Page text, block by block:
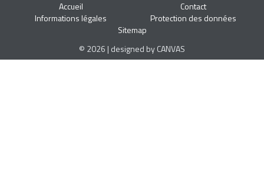
Accueil
Contact
Informations légales
Protection des données
Sitemap
© 2026 | designed by CANVAS